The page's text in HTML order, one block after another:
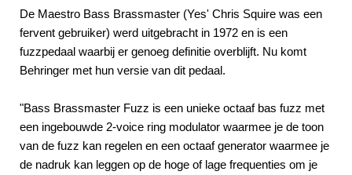
De Maestro Bass Brassmaster (Yes' Chris Squire was een
fervent gebruiker) werd uitgebracht in 1972 en is een
fuzzpedaal waarbij er genoeg definitie overblijft. Nu komt
Behringer met hun versie van dit pedaal.
"Bass Brassmaster Fuzz is een unieke octaaf bas fuzz met
een ingebouwde 2-voice ring modulator waarmee je de toon
van de fuzz kan regelen en een octaaf generator waarmee je
de nadruk kan leggen op de hoge of lage frequenties om je